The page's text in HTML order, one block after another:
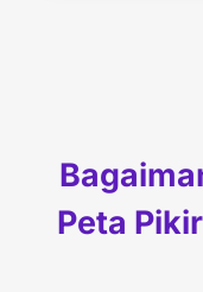
Peta